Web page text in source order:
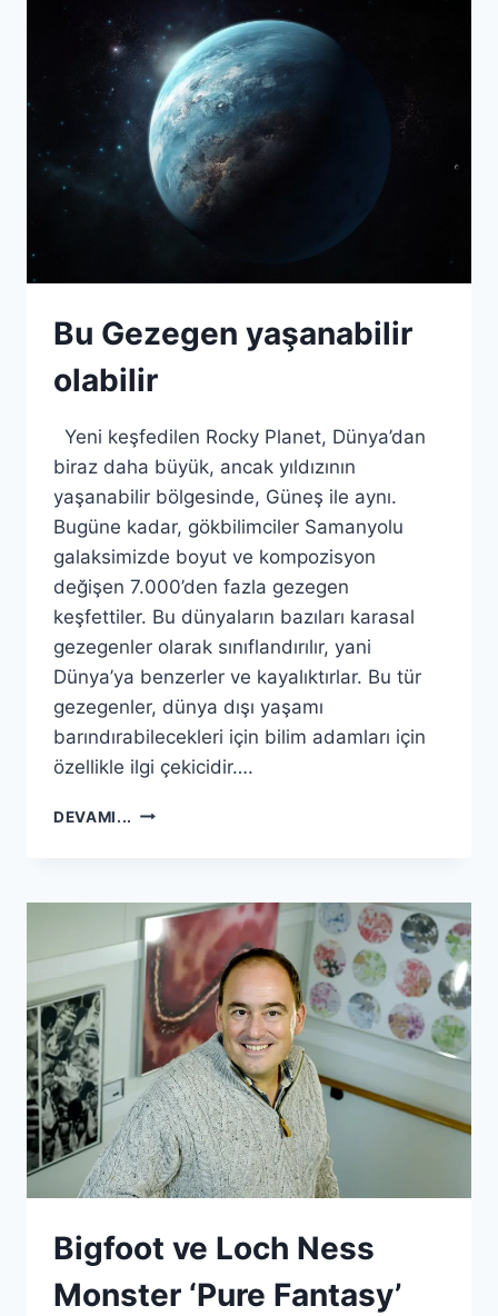
%
1
Bu Gezegen yaşanabilir
olabilir
Yeni keşfedilen Rocky Planet, Dünya’dan
biraz daha büyük, ancak yıldızının
yaşanabilir bölgesinde, Güneş ile aynı.
Bugüne kadar, gökbilimciler Samanyolu
galaksimizde boyut ve kompozisyon
değişen 7.000’den fazla gezegen
keşfettiler. Bu dünyaların bazıları karasal
gezegenler olarak sınıflandırılır, yani
Dünya’ya benzerler ve kayalıktırlar. Bu tür
gezegenler, dünya dışı yaşamı
barındırabilecekleri için bilim adamları için
özellikle ilgi çekicidir….
DEVAMI... BU
Bigfoot ve Loch Ness
Monster ‘Pure Fantasy’